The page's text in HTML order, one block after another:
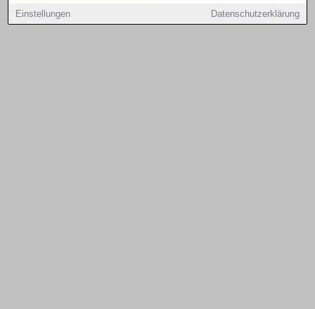
Einstellungen Datenschutzerklärung